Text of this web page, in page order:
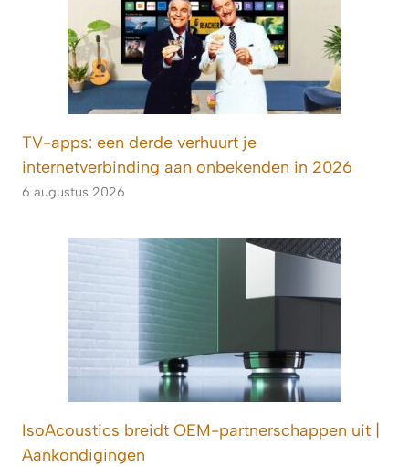
TV-apps: een derde verhuurt je
internetverbinding aan onbekenden in 2026
6 augustus 2026
IsoAcoustics breidt OEM-partnerschappen uit |
Aankondigingen